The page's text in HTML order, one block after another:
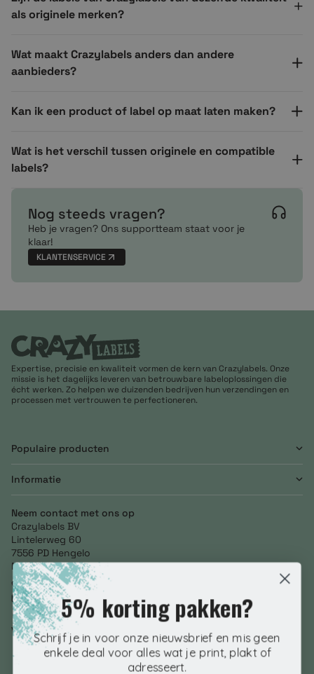
als originele merken?
Wat maakt Crazylabels anders dan andere
aanbieders?
Kan ik een product of label op maat laten maken?
Wat is het verschil tussen originele en compatible
labels?
Nog steeds vragen?
Heb je vragen? Ons supportteam staat voor je
klaar!
KLANTENSERVICE
Expertise, precisie en kwaliteit vormen de kern van Crazylabels. Onze
missie is het dagelijks leveren van betrouwbare labeloplossingen die
écht werken. Zo helpen we duizenden bedrijven hun verzendingen en
processen met vertrouwen te perfectioneren.
Populaire producten
Informatie
Neem contact met ons op
Crazylabels BV
Lintelerweg 60
7556 PD Hengelo
Netherlands
+31 (0) 85 246 3634
info@crazylabels.nl
NL860793278B01
Volg ons
5% korting pakken?
Schrijf je in voor onze nieuwsbrief en mis geen
enkele deal voor alles wat je print, plakt of
adresseert.